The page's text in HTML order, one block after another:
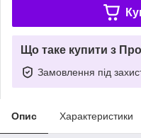
Що таке купити з
Замовлення під
Опис Характеристики